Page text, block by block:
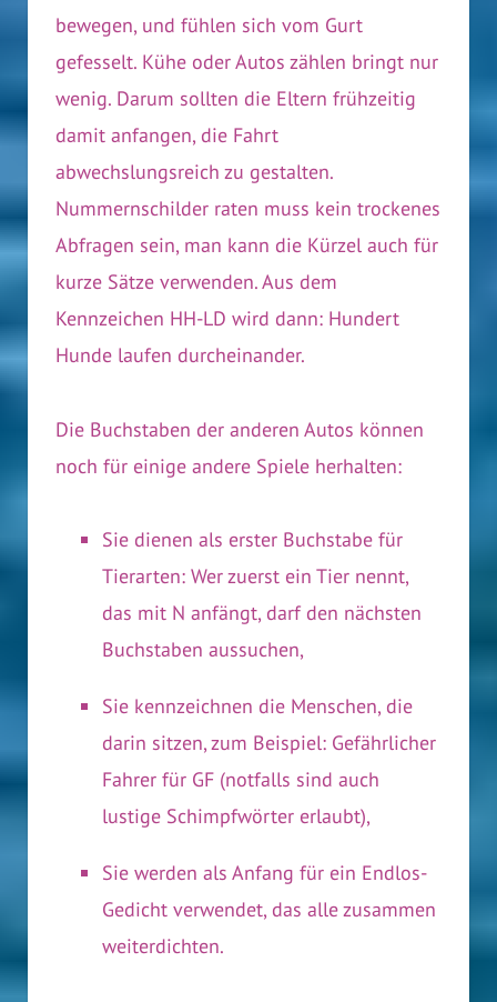
bewegen, und fühlen sich vom Gurt
gefesselt. Kühe oder Autos zählen bringt nur
wenig. Darum sollten die Eltern frühzeitig
damit anfangen, die Fahrt
abwechslungsreich zu gestalten.
Nummernschilder raten muss kein trockenes
Abfragen sein, man kann die Kürzel auch für
kurze Sätze verwenden. Aus dem
Kennzeichen HH-LD wird dann: Hundert
Hunde laufen durcheinander.
Die Buchstaben der anderen Autos können
noch für einige andere Spiele herhalten:
Sie dienen als erster Buchstabe für
Tierarten: Wer zuerst ein Tier nennt,
das mit N anfängt, darf den nächsten
Buchstaben aussuchen,
Sie kennzeichnen die Menschen, die
darin sitzen, zum Beispiel: Gefährlicher
Fahrer für GF (notfalls sind auch
lustige Schimpfwörter erlaubt),
Sie werden als Anfang für ein Endlos-
Gedicht verwendet, das alle zusammen
weiterdichten.